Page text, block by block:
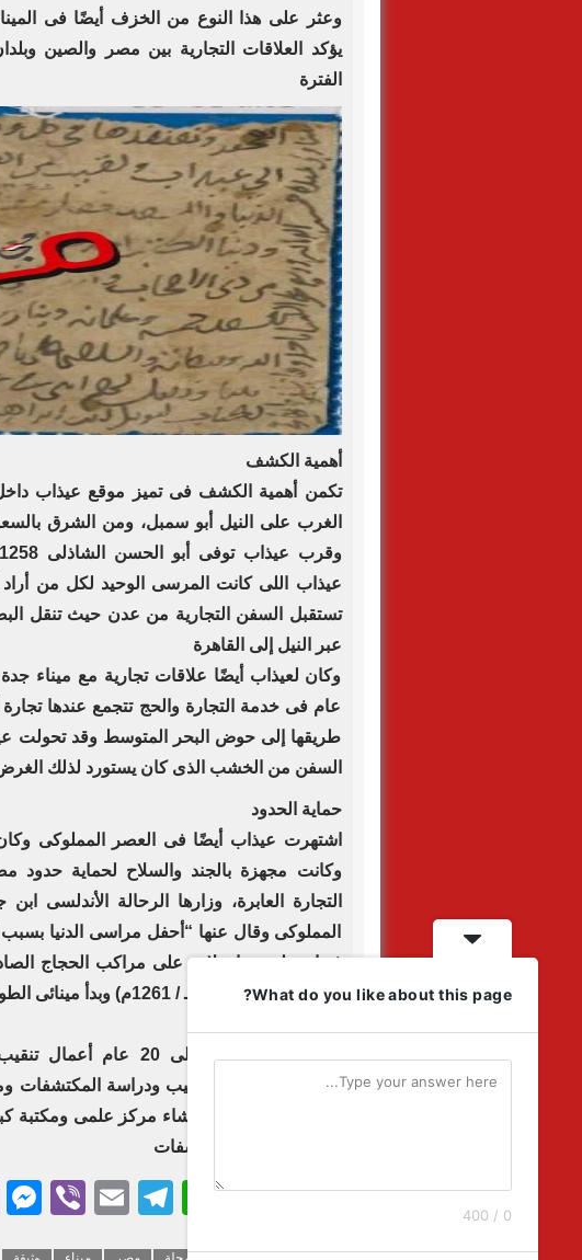
وعثر على هذا النوع من الخزف أيضًا فى
يؤكد العلاقات التجارية بين مصر والصين
الفترة
أهمية الكشف
تكمن أهمية الكشف فى تميز موقع عيذاب داخل
عيذاب اللى كانت المرسى الوحيد لكل من
تستقبل السفن التجارية من عدن حيث تنقل
عبر النيل إلى القاهرة
عام فى خدمة التجارة والحج تتجمع عندها
طريقها إلى حوض البحر المتوسط وقد تحولت
السفن من الخشب الذى كان يستورد لذلك
حماية الحدود
اشتهرت عيذاب أيضًا فى العصر المملوكى
وكانت مجهزة بالجند والسلاح لحماية حدود
المملوكى وقال عنها “أحفل مراسى الدنيا
فيها وتقلع منها علاوة على مراكب الحجاج
عيذاب بعد عام (660هـ / 1261م) وبدأ مينائى الطور والسويس يحلان محلها
الموقع بكر ويحتاج إلى
لاستكمال أعمال التنقيب ودراسة المكتشفات
حلايب إلى شلاتين وإنشاء مركز علمى ومكتبة
والنشر العلمى للمكتشفات
Facebook
Twitter
LinkedIn
WhatsApp
Email
What do you like about this page?
0 / 400